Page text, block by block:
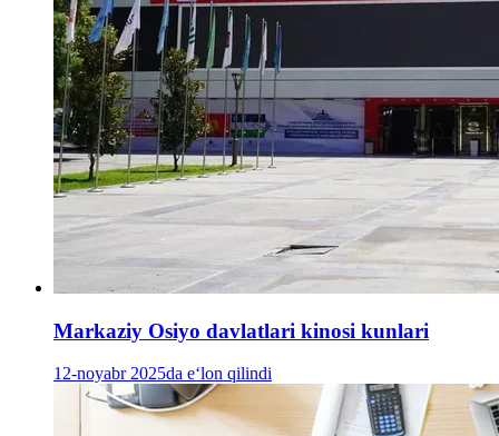
Markaziy Osiyo davlatlari kinosi kunlari
12-noyabr 2025da e‘lon qilindi